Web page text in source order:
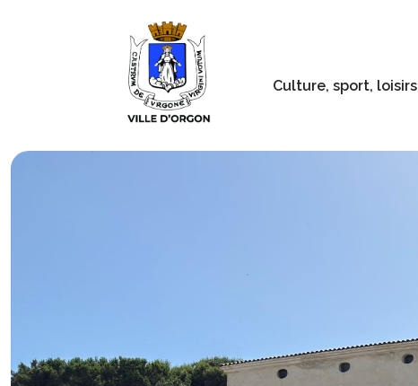
Culture, sport, loisirs